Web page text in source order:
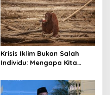
Krisis Iklim Bukan Salah
Individu: Mengapa Kita
“Tanggung Jawab
Pribadi”?